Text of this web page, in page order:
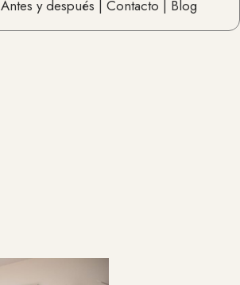
Antes y después | Contacto | Blog